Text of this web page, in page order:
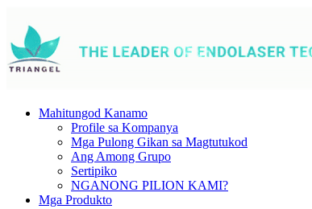
Mahitungod Kanamo
Profile sa Kompanya
Mga Pulong Gikan sa Magtutukod
Ang Among Grupo
Sertipiko
NGANONG PILION KAMI?
Mga Produkto